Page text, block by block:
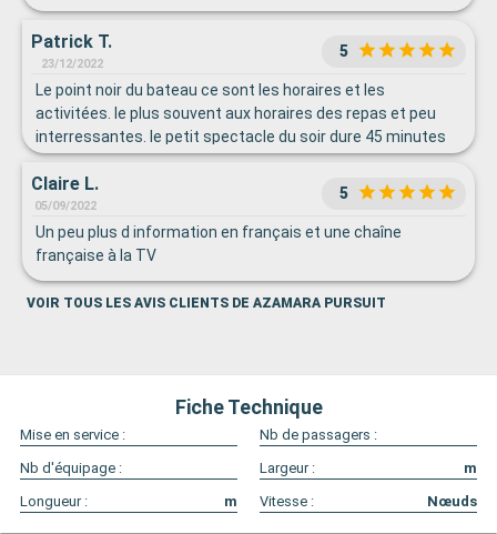
Patrick T.
23/12/2022
5
Le point noir du bateau ce sont les horaires et les
activitées. le plus souvent aux horaires des repas et peu
interressantes. le petit spectacle du soir dure 45 minutes
et le restaurant ferme a 20h30 c'est un peu tot pour les
Français et oui les journées de mer ont s'ennuie ferme sur
le Poursuit.
Claire L.
05/09/2022
5
Un peu plus d information en français et une chaîne
française à la TV
VOIR TOUS LES AVIS CLIENTS DE AZAMARA PURSUIT
Fiche Technique
Mise en service :
Nb de passagers :
Nb d'équipage :
Largeur :
m
Longueur :
m Vitesse : Nœuds